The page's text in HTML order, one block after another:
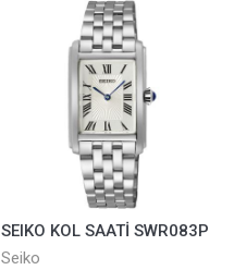
SEIKO KOL SAATİ SWR083P
Seiko